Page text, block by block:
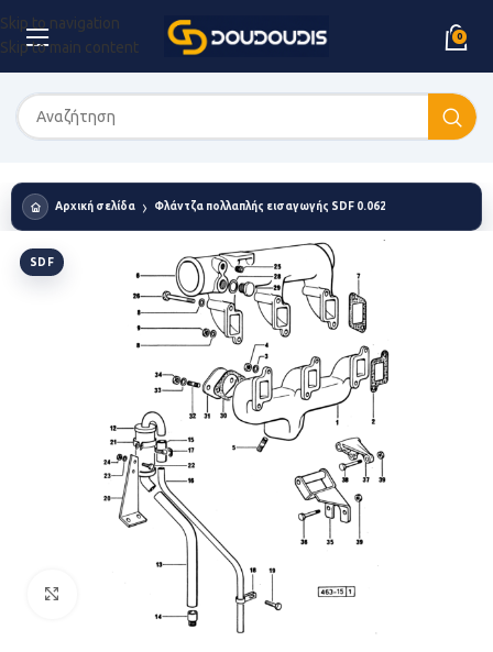
Skip to navigation
Skip to main content
0
Αρχική σελίδα Φλάντζα πολλαπλής εισαγωγής SDF 0.062.1859.0
SDF
Κάντε κλικ για μεγέθυνση